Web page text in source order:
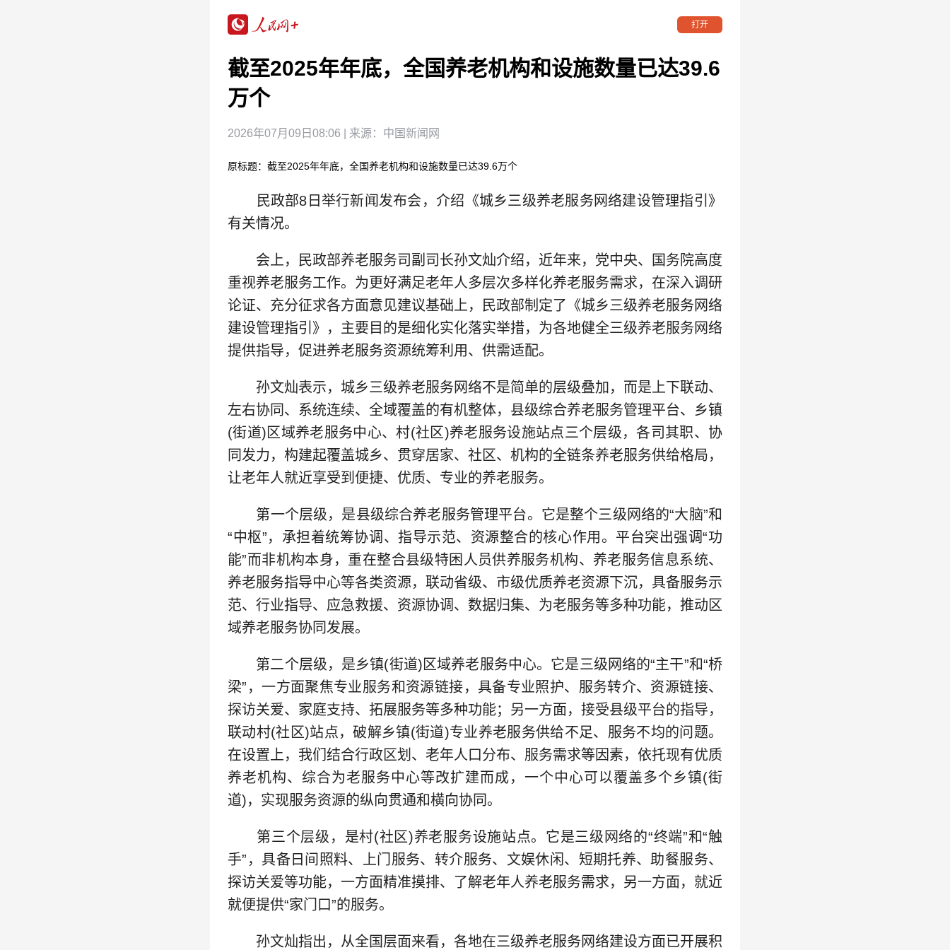
打开
截至2025年年底，全国养老机构和设施数量已达39.6
万个
2026年07月09日08:06 | 来源： 中国新闻网
原标题：截至2025年年底，全国养老机构和设施数量已达39.6万个
民政部8日举行新闻发布会，介绍《城乡三级养老服务网络建设管理指引》
有关情况。
会上，民政部养老服务司副司长孙文灿介绍，近年来，党中央、国务院高度
重视养老服务工作。为更好满足老年人多层次多样化养老服务需求，在深入调研
论证、充分征求各方面意见建议基础上，民政部制定了《城乡三级养老服务网络
建设管理指引》，主要目的是细化实化落实举措，为各地健全三级养老服务网络
提供指导，促进养老服务资源统筹利用、供需适配。
孙文灿表示，城乡三级养老服务网络不是简单的层级叠加，而是上下联动、
左右协同、系统连续、全域覆盖的有机整体，县级综合养老服务管理平台、乡镇
(街道)区域养老服务中心、村(社区)养老服务设施站点三个层级，各司其职、协
同发力，构建起覆盖城乡、贯穿居家、社区、机构的全链条养老服务供给格局，
让老年人就近享受到便捷、优质、专业的养老服务。
第一个层级，是县级综合养老服务管理平台。它是整个三级网络的“大脑”和
“中枢”，承担着统筹协调、指导示范、资源整合的核心作用。平台突出强调“功
能”而非机构本身，重在整合县级特困人员供养服务机构、养老服务信息系统、
养老服务指导中心等各类资源，联动省级、市级优质养老资源下沉，具备服务示
范、行业指导、应急救援、资源协调、数据归集、为老服务等多种功能，推动区
域养老服务协同发展。
第二个层级，是乡镇(街道)区域养老服务中心。它是三级网络的“主干”和“桥
梁”，一方面聚焦专业服务和资源链接，具备专业照护、服务转介、资源链接、
探访关爱、家庭支持、拓展服务等多种功能；另一方面，接受县级平台的指导，
联动村(社区)站点，破解乡镇(街道)专业养老服务供给不足、服务不均的问题。
在设置上，我们结合行政区划、老年人口分布、服务需求等因素，依托现有优质
养老机构、综合为老服务中心等改扩建而成，一个中心可以覆盖多个乡镇(街
道)，实现服务资源的纵向贯通和横向协同。
第三个层级，是村(社区)养老服务设施站点。它是三级网络的“终端”和“触
手”，具备日间照料、上门服务、转介服务、文娱休闲、短期托养、助餐服务、
探访关爱等功能，一方面精准摸排、了解老年人养老服务需求，另一方面，就近
就便提供“家门口”的服务。
孙文灿指出，从全国层面来看，各地在三级养老服务网络建设方面已开展积